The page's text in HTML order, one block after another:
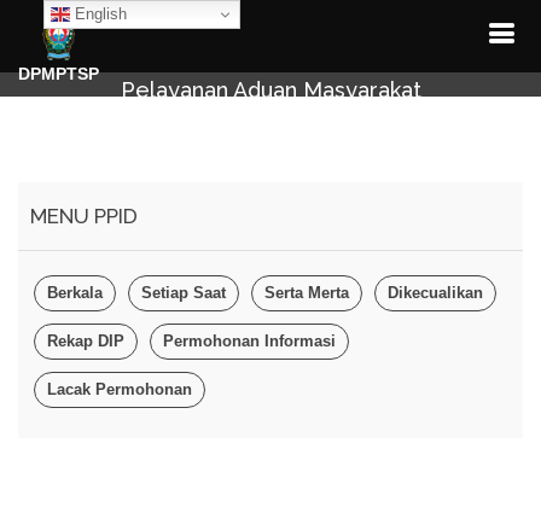
English
DPMPTSP
Pelayanan Aduan Masyarakat
MENU PPID
Berkala Setiap Saat Serta Merta Dikecualikan
Rekap DIP Permohonan Informasi
Lacak Permohonan